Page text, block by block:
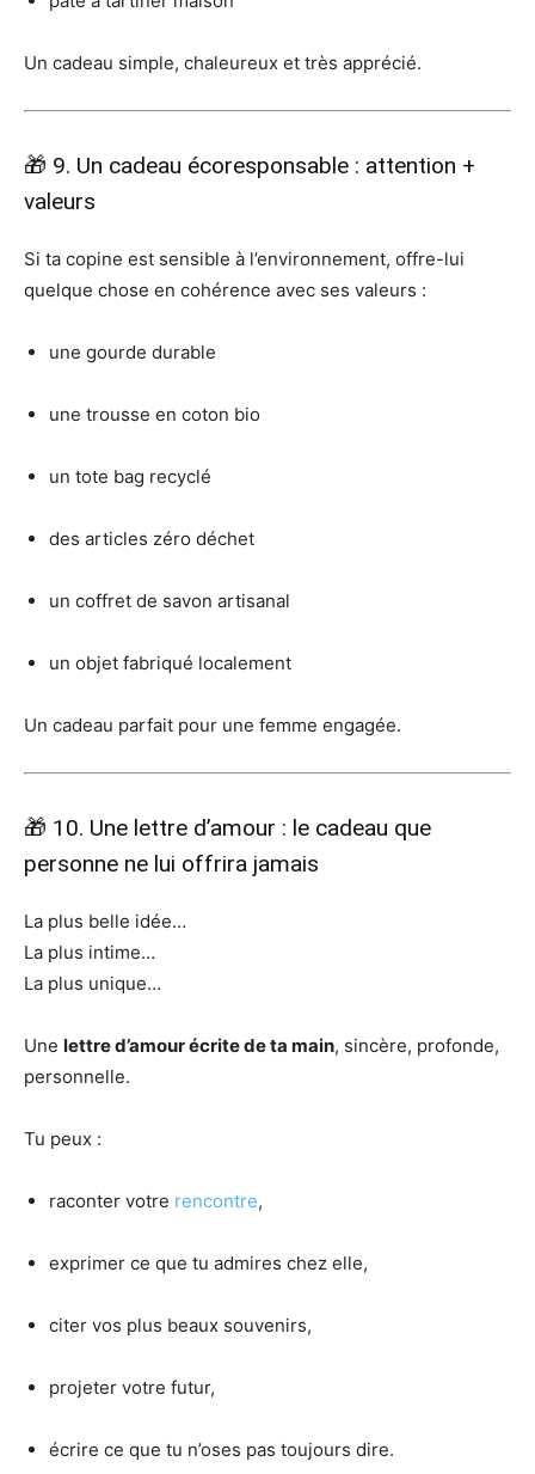
Un cadeau simple, chaleureux et très apprécié.
🎁 9. Un cadeau écoresponsable : attention +
valeurs
Si ta copine est sensible à l’environnement, offre-lui
quelque chose en cohérence avec ses valeurs :
une gourde durable
une trousse en coton bio
un tote bag recyclé
des articles zéro déchet
un coffret de savon artisanal
un objet fabriqué localement
Un cadeau parfait pour une femme engagée.
🎁 10. Une lettre d’amour : le cadeau que
personne ne lui offrira jamais
La plus belle idée…
La plus intime…
La plus unique…
Une lettre d’amour écrite de ta main, sincère, profonde,
personnelle.
Tu peux :
raconter votre rencontre,
exprimer ce que tu admires chez elle,
citer vos plus beaux souvenirs,
projeter votre futur,
écrire ce que tu n’oses pas toujours dire.